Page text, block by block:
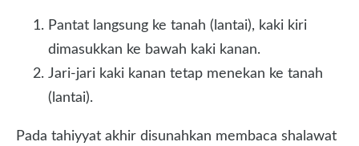
Pantat langsung ke tanah (lantai), kaki kiri
dimasukkan ke bawah kaki kanan.
Jari-jari kaki kanan tetap menekan ke tanah
(lantai).
Pada tahiyyat akhir disunahkan membaca shalawat